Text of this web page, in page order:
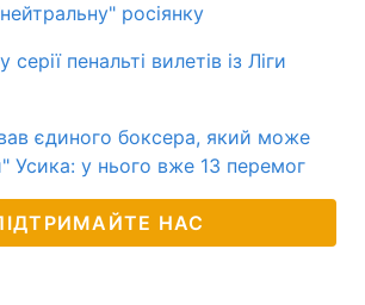
росіянку
пенальті вилетів із Ліги
єдиного боксера, який може
Усика: у нього вже 13 перемог
НАС